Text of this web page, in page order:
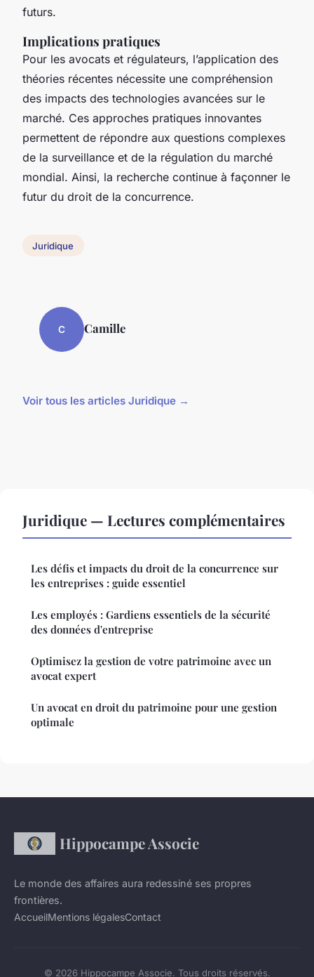
futurs.
Implications pratiques
Pour les avocats et régulateurs, l’application des
théories récentes nécessite une compréhension
des impacts des technologies avancées sur le
marché. Ces approches pratiques innovantes
permettent de répondre aux questions complexes
de la surveillance et de la régulation du marché
mondial. Ainsi, la recherche continue à façonner le
futur du droit de la concurrence.
Juridique
C Camille
Voir tous les articles Juridique →
Juridique — Lectures complémentaires
Les défis et impacts du droit de la concurrence sur
les entreprises : guide essentiel
Les employés : Gardiens essentiels de la sécurité
des données d'entreprise
Optimisez la gestion de votre patrimoine avec un
avocat expert
Un avocat en droit du patrimoine pour une gestion
optimale
Hippocampe Associe
Le monde des affaires aura redessiné ses propres
frontières.
AccueilMentions légalesContact
© 2026 Hippocampe Associe. Tous droits réservés.